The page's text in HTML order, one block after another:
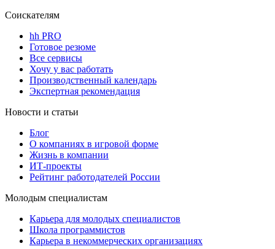
Соискателям
hh PRO
Готовое резюме
Все сервисы
Хочу у вас работать
Производственный календарь
Экспертная рекомендация
Новости и статьи
Блог
О компаниях в игровой форме
Жизнь в компании
ИТ-проекты
Рейтинг работодателей России
Молодым специалистам
Карьера для молодых специалистов
Школа программистов
Карьера в некоммерческих организациях